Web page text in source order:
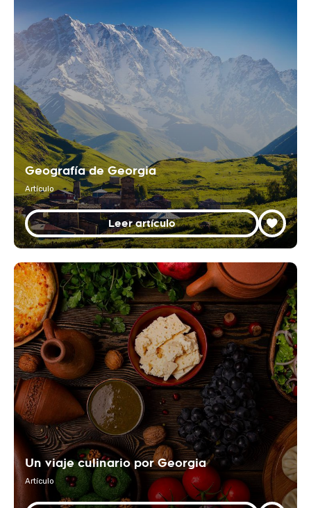
Geografía de Georgia
Artículo
Leer artículo
Un viaje culinario por Georgia
Artículo